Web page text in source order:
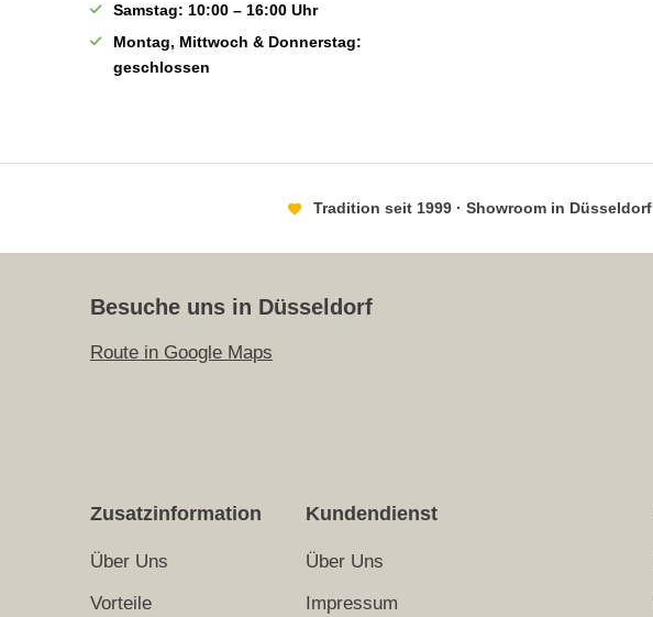
Samstag: 10:00 – 16:00 Uhr
Montag, Mittwoch & Donnerstag:
geschlossen
Tradition seit 1999 · Showroom in Düsseldorf
Besuche uns in Düsseldorf
Route in Google Maps
Zusatzinformation
Über Uns
Vorteile
Kundendienst
Über Uns
Impressum